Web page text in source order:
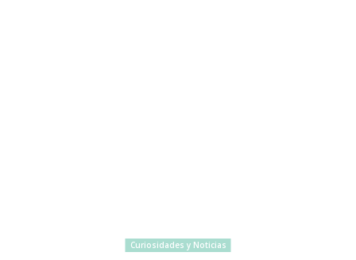
Curiosidades y Noticias